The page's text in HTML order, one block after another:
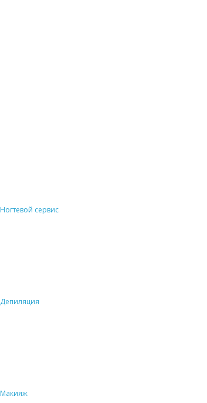
Ногтевой сервис
Депиляция
Макияж